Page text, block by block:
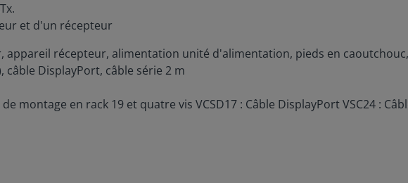
et d'un récepteur
appareil récepteur, alimentation unité d'alimentation, pieds en
câble DisplayPort, câble série 2 m
montage en rack 19 et quatre vis VCSD17 : Câble DisplayPort VSC24 :